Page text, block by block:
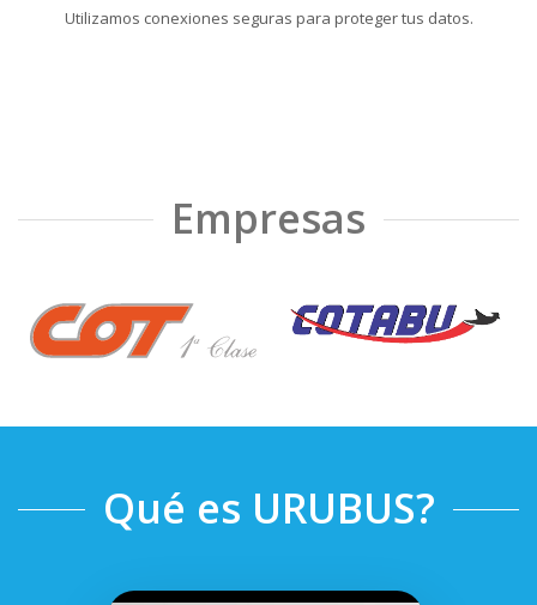
Utilizamos conexiones seguras para proteger tus datos.
Empresas
❮ ❯
Qué es URUBUS?